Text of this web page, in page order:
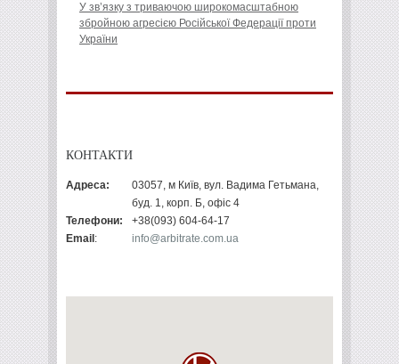
У зв’язку з триваючою широкомасштабною
збройною агресією Російської Федерації проти
України
КОНТАКТИ
Адреса:
03057, м Київ, вул. Вадима Гетьмана,
буд. 1, корп. Б, офіс 4
Телефони:
+38(093) 604-64-17
Email : info@arbitrate.com.ua